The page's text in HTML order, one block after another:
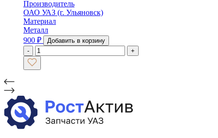
Производитель
ОАО УАЗ (г. Ульяновск)
Материал
Металл
900 ₽
Добавить в корзину
-
+